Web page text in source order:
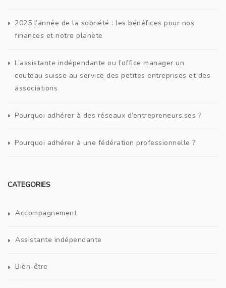
2025 l’année de la sobriété : les bénéfices pour nos
finances et notre planète
L’assistante indépendante ou l’office manager un
couteau suisse au service des petites entreprises et des
associations
Pourquoi adhérer à des réseaux d’entrepreneurs.ses ?
Pourquoi adhérer à une fédération professionnelle ?
CATEGORIES
Accompagnement
Assistante indépendante
Bien-être